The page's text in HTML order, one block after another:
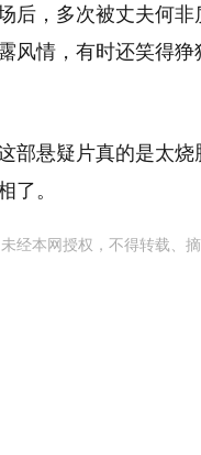
后，多次被丈夫何
风情，有时还笑得
部悬疑片真的是太
了。
经本网授权，不得转载、